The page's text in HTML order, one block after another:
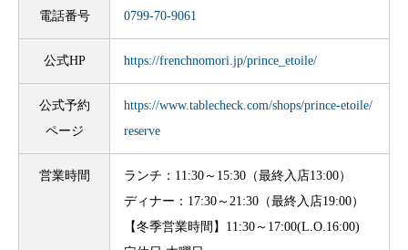
電話番号 0799-70-9061
公式HP https://frenchnomori.jp/prince_etoile/
公式予約
ページ
https://www.tablecheck.com/shops/prince-etoile/
reserve
営業時間
ランチ：11:30～15:30（最終入店13:00）
ディナー：17:30～21:30（最終入店19:00）
【冬季営業時間】11:30～17:00(L.O.16:00)